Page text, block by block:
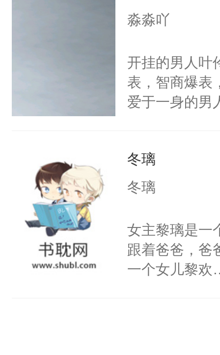
淼淼吖
开挂的男人叶
表，智商爆表
爱于一身的男
性格：骚，除
冬璃
冬璃
女主黎璃是一
跟着爸爸，爸
一个女儿黎